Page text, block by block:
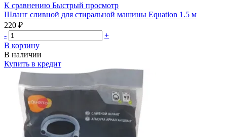
К сравнению Быстрый просмотр
Шланг сливной для стиральной машины Equation 1.5 м
220 ₽
-
+
В корзину
В наличии
Купить в кредит